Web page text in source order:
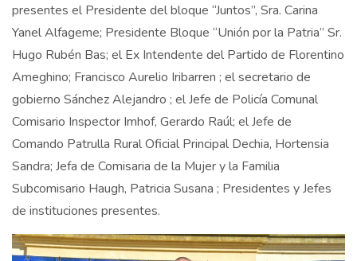
presentes el Presidente del bloque “Juntos”, Sra. Carina
Yanel Alfageme; Presidente Bloque “Unión por la Patria” Sr.
Hugo Rubén Bas; el Ex Intendente del Partido de Florentino
Ameghino; Francisco Aurelio Iribarren ; el secretario de
gobierno Sánchez Alejandro ; el Jefe de Policía Comunal
Comisario Inspector Imhof, Gerardo Raúl; el Jefe de
Comando Patrulla Rural Oficial Principal Dechia, Hortensia
Sandra; Jefa de Comisaria de la Mujer y la Familia
Subcomisario Haugh, Patricia Susana ; Presidentes y Jefes
de instituciones presentes.